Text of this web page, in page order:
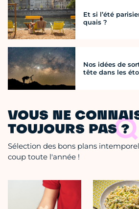
Et si l’été
quais ?
Nos idées de
tête dans les
VOUS NE
TOUJOURS PAS ?
Sélection des bons plans
coup toute l'année !